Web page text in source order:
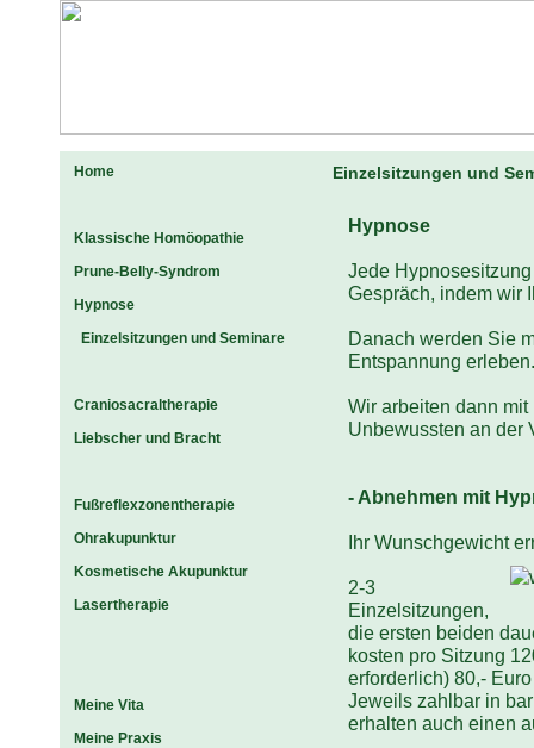
Home
Klassische Homöopathie
Prune-Belly-Syndrom
Hypnose
Einzelsitzungen und Seminare
Craniosacraltherapie
Liebscher und Bracht
Fußreflexzonentherapie
Ohrakupunktur
Kosmetische Akupunktur
Lasertherapie
Meine Vita
Meine Praxis
Einzelsitzungen und
Hypnose
Jede
Gespräch, indem wir
Danach werden Sie
Entspannung erleben.
Wir arbeiten dann
Unbewussten an der
- Abnehmen mit
Ihr Wunschgewicht
2-3
Einzelsitzungen,
die ersten beiden
kosten pro Sitzung
erforderlich) 80,-
Jeweils zahlbar in
erhalten auch einen